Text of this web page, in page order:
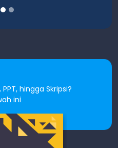
hingga Skripsi?
ini